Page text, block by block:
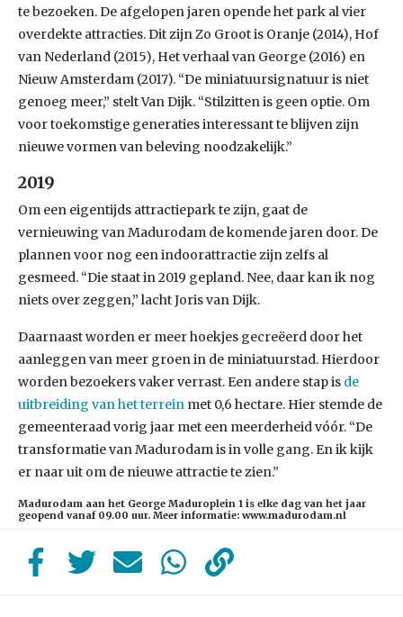
te bezoeken. De afgelopen jaren opende het park al vier
overdekte attracties. Dit zijn Zo Groot is Oranje (2014), Hof
van Nederland (2015), Het verhaal van George (2016) en
Nieuw Amsterdam (2017). “De miniatuursignatuur is niet
genoeg meer,” stelt Van Dijk. “Stilzitten is geen optie. Om
voor toekomstige generaties interessant te blijven zijn
nieuwe vormen van beleving noodzakelijk.”
2019
Om een eigentijds attractiepark te zijn, gaat de
vernieuwing van Madurodam de komende jaren door. De
plannen voor nog een indoorattractie zijn zelfs al
gesmeed. “Die staat in 2019 gepland. Nee, daar kan ik nog
niets over zeggen,” lacht Joris van Dijk.
Daarnaast worden er meer hoekjes gecreëerd door het
aanleggen van meer groen in de miniatuurstad. Hierdoor
worden bezoekers vaker verrast. Een andere stap is de
uitbreiding van het terrein met 0,6 hectare. Hier stemde de
gemeenteraad vorig jaar met een meerderheid vóór. “De
transformatie van Madurodam is in volle gang. En ik kijk
er naar uit om de nieuwe attractie te zien.”
Madurodam aan het George Maduroplein 1 is elke dag van het jaar
geopend vanaf 09.00 uur. Meer informatie: www.madurodam.nl